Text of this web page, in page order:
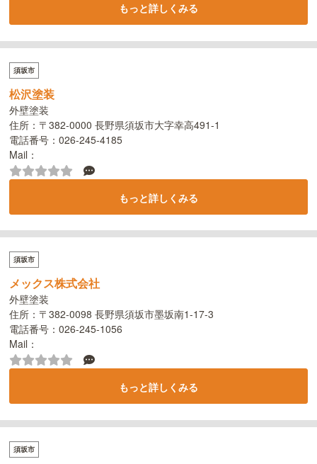
もっと詳しくみる
須坂市
松沢塗装
外壁塗装
住所：〒382-0000 長野県須坂市大字幸高491-1
電話番号：026-245-4185
Mail：
もっと詳しくみる
須坂市
メックス株式会社
外壁塗装
住所：〒382-0098 長野県須坂市墨坂南1-17-3
電話番号：026-245-1056
Mail：
もっと詳しくみる
須坂市